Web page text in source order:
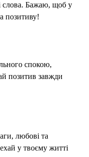
слова. Бажаю, щоб у
позитиву!
спокою,
позитив завжди
любові та
у твоєму житті